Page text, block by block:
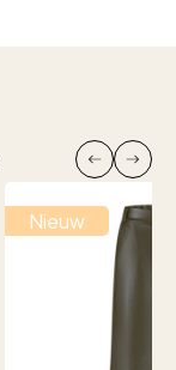
Nieuw